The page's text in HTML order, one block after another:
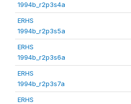
1994b_r2p3s4a
ERHS
1994b_r2p3s5a
ERHS
1994b_r2p3s6a
ERHS
1994b_r2p3s7a
ERHS